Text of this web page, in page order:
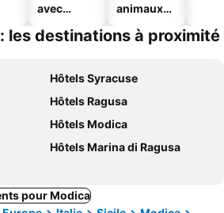
avec
animaux
les destinations à proximité
Hôtels Syracuse
Hôtels Ragusa
Hôtels Modica
Hôtels Marina di Ragusa
pour Modica